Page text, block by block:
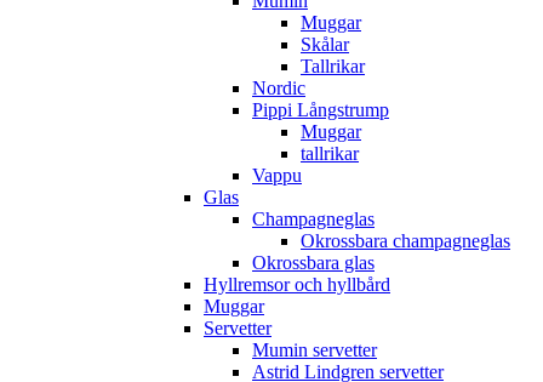
Muggar
Skålar
Tallrikar
Nordic
Pippi Långstrump
Muggar
tallrikar
Vappu
Glas
Champagneglas
Okrossbara champagneglas
Okrossbara glas
Hyllremsor och hyllbård
Muggar
Servetter
Mumin servetter
Astrid Lindgren servetter